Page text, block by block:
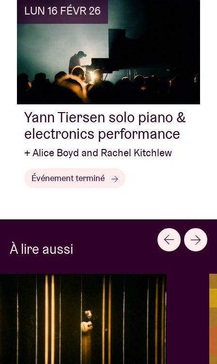
LUN 16 FÉVR 26
Yann Tiersen solo piano &
electronics performance
+ Alice Boyd and Rachel Kitchlew
Événement terminé
À lire aussi